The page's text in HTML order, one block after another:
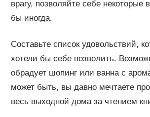
врагу, позволяйте себе некоторые
бы иногда.
Составьте список удовольствий,
хотели бы себе позволить.
обрадует шопинг или ванна с
может быть, вы давно мечтаете
весь выходной дома за чтением